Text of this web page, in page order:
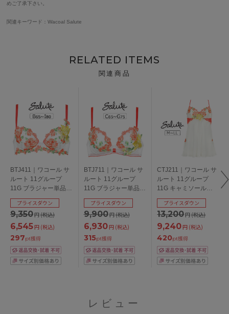
めご了承下さい。
関連キーワード：Wacoal Salute
RELATED ITEMS
関連商品
BTJ411｜ワコール サ
ルート 11グループ
11G ブラジャー単品
P-upタイプ
BCDEFGHIカップ ア
ンダー
65/70/75/80/85cm
9,350円(税込)
プライスダウン
6,545円 (税込)
297pt獲得
BTJ711｜ワコール サ
ルート 11グループ
11G ブラジャー単品
リボンブラ CDEFGカ
ップ アンダー
65/70/75cm
9,900円(税込)
プライスダウン
6,930円 (税込)
315pt獲得
CTJ211｜ワコール サ
ルート 11グループ
11G キャミソール
M/L/LL
13,200円(税込)
プライスダウン
9,240円 (税込)
420pt獲得
レビュー